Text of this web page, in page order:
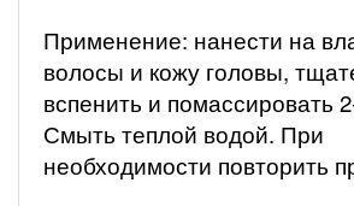
Применение: нанести на
волосы и кожу головы,
вспенить и помассировать
Смыть теплой водой. При
необходимости повторить